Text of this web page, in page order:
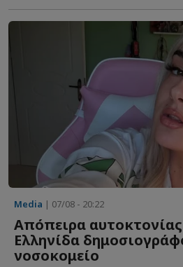
Media | 07/08 - 20:22
Απόπειρα
Ελληνίδα
νοσοκομείο